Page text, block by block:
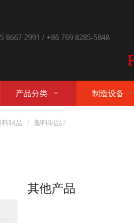
8667 2991 / +86 769 8285-5848
产品分类 制造设备
料制品 / 塑料制品2
其他产品